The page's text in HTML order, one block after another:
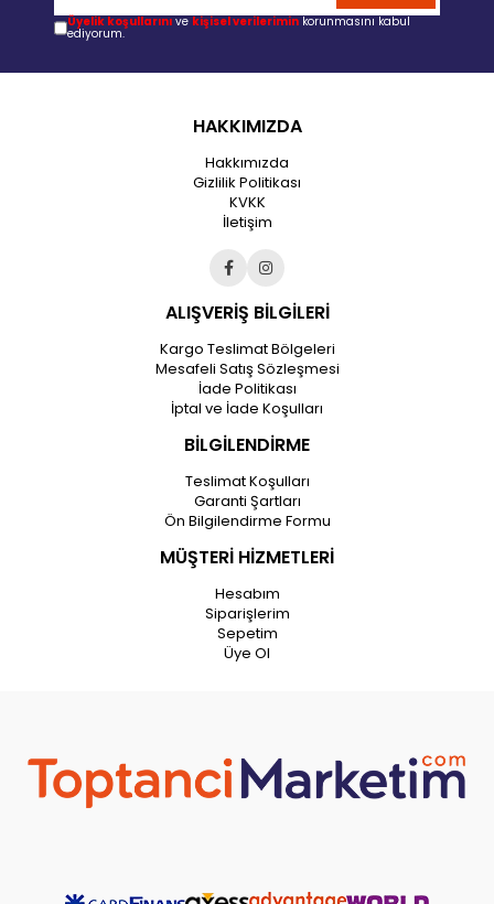
Üyelik koşullarını ve kişisel verilerimin korunmasını kabul
ediyorum.
HAKKIMIZDA
Hakkımızda
Gizlilik Politikası
KVKK
İletişim
ALIŞVERİŞ BİLGİLERİ
Kargo Teslimat Bölgeleri
Mesafeli Satış Sözleşmesi
İade Politikası
İptal ve İade Koşulları
BİLGİLENDİRME
Teslimat Koşulları
Garanti Şartları
Ön Bilgilendirme Formu
MÜŞTERİ HİZMETLERİ
Hesabım
Siparişlerim
Sepetim
Üye Ol